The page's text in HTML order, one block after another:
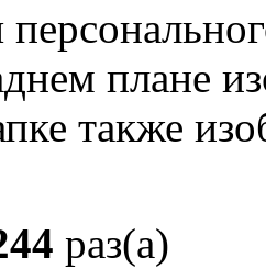
плане
также
раз(а)